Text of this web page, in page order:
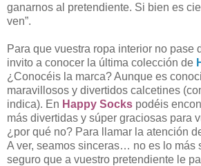
ganarnos al pretendiente. Si bien es
ven”.
Para que vuestra ropa interior no pase
invito a conocer la última colección de
¿Conocéis la marca? Aunque es
maravillosos y divertidos calcetines
indica). En Happy Socks podéis
más divertidas y súper graciosas para
¿por qué no? Para llamar la atención
A ver, seamos sinceras… no es lo más
seguro que a vuestro pretendiente le